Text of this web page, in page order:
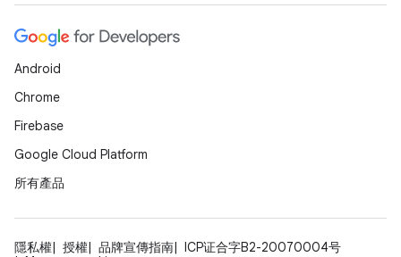
Android
Chrome
Firebase
Google Cloud Platform
所有產品
隱私權 授權 品牌宣傳指南
ICP证合字B2-20070004号